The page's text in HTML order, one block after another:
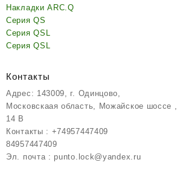
Накладки ARC.Q
Серия QS
Серия QSL
Серия QSL
Контакты
Адрес: 143009, г. Одинцово,
Московскаая область, Можайское шоссе ,
14 В
Контакты : +74957447409
84957447409
Эл. почта : punto.lock@yandex.ru